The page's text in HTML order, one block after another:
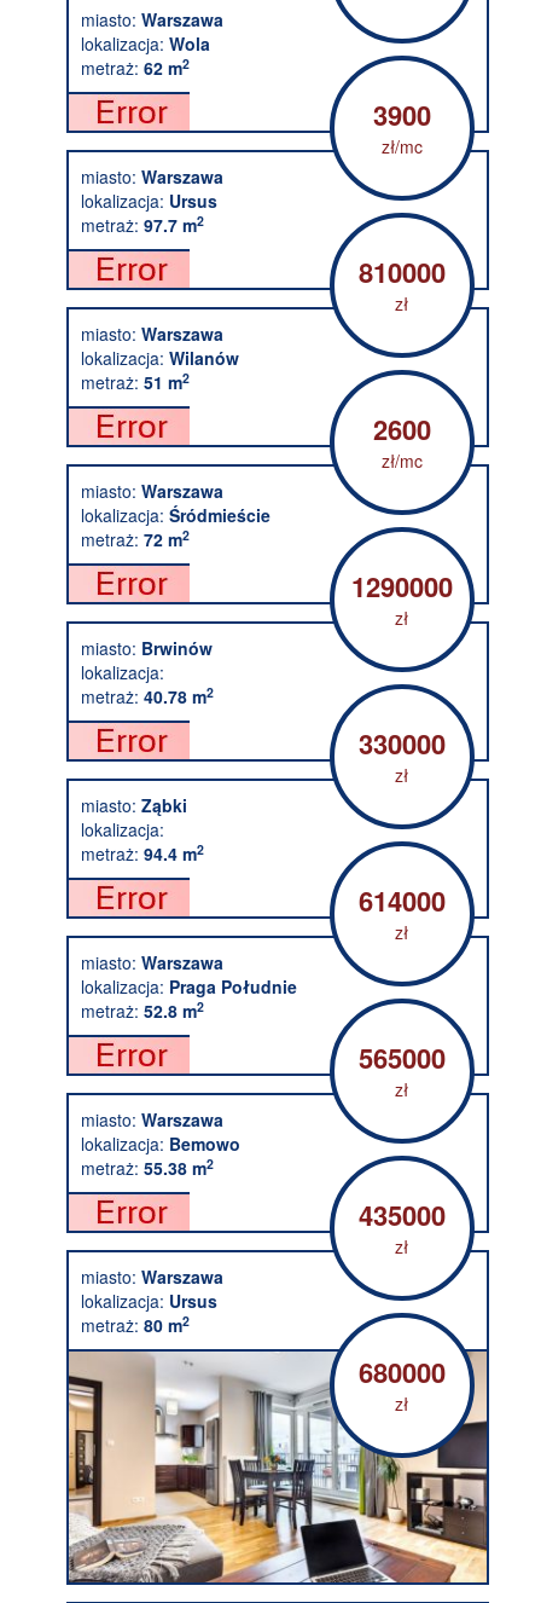
miasto: Warszawa
lokalizacja: Wola
metraż: 62 m2
3900
zł/mc
miasto: Warszawa
lokalizacja: Ursus
metraż: 97.7 m2
810000
zł
miasto: Warszawa
lokalizacja: Wilanów
metraż: 51 m2
2600
zł/mc
miasto: Warszawa
lokalizacja: Śródmieście
metraż: 72 m2
1290000
zł
miasto: Brwinów
lokalizacja:
metraż: 40.78 m2
330000
zł
miasto: Ząbki
lokalizacja:
metraż: 94.4 m2
614000
zł
miasto: Warszawa
lokalizacja: Praga Południe
metraż: 52.8 m2
565000
zł
miasto: Warszawa
lokalizacja: Bemowo
metraż: 55.38 m2
435000
zł
miasto: Warszawa
lokalizacja: Ursus
metraż: 80 m2
680000
zł